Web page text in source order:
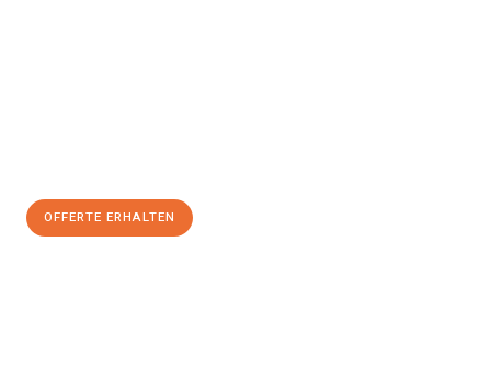
OFFERTE ERHALTEN